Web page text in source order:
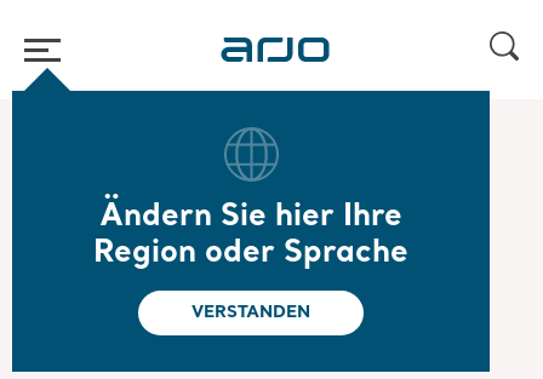
Ändern Sie hier Ihre
Region oder Sprache
VERSTANDEN
Year-end report 2021
2022.02.03
Year-end report 2021
Read the report